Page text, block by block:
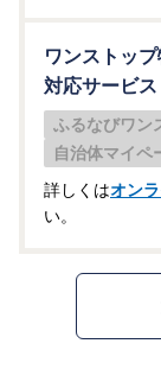
ワンストッ
対応サービス
ふるなびワン
自治体マイペ
詳しくはオン
い。